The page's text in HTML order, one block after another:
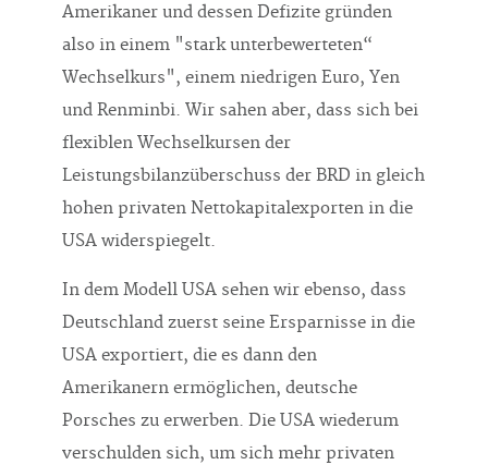
Amerikaner und dessen Defizite gründen
also in einem "stark unterbewerteten“
Wechselkurs", einem niedrigen Euro, Yen
und Renminbi. Wir sahen aber, dass sich bei
flexiblen Wechselkursen der
Leistungsbilanzüberschuss der BRD in gleich
hohen privaten Nettokapitalexporten in die
USA widerspiegelt.
In dem Modell USA sehen wir ebenso, dass
Deutschland zuerst seine Ersparnisse in die
USA exportiert, die es dann den
Amerikanern ermöglichen, deutsche
Porsches zu erwerben. Die USA wiederum
verschulden sich, um sich mehr privaten